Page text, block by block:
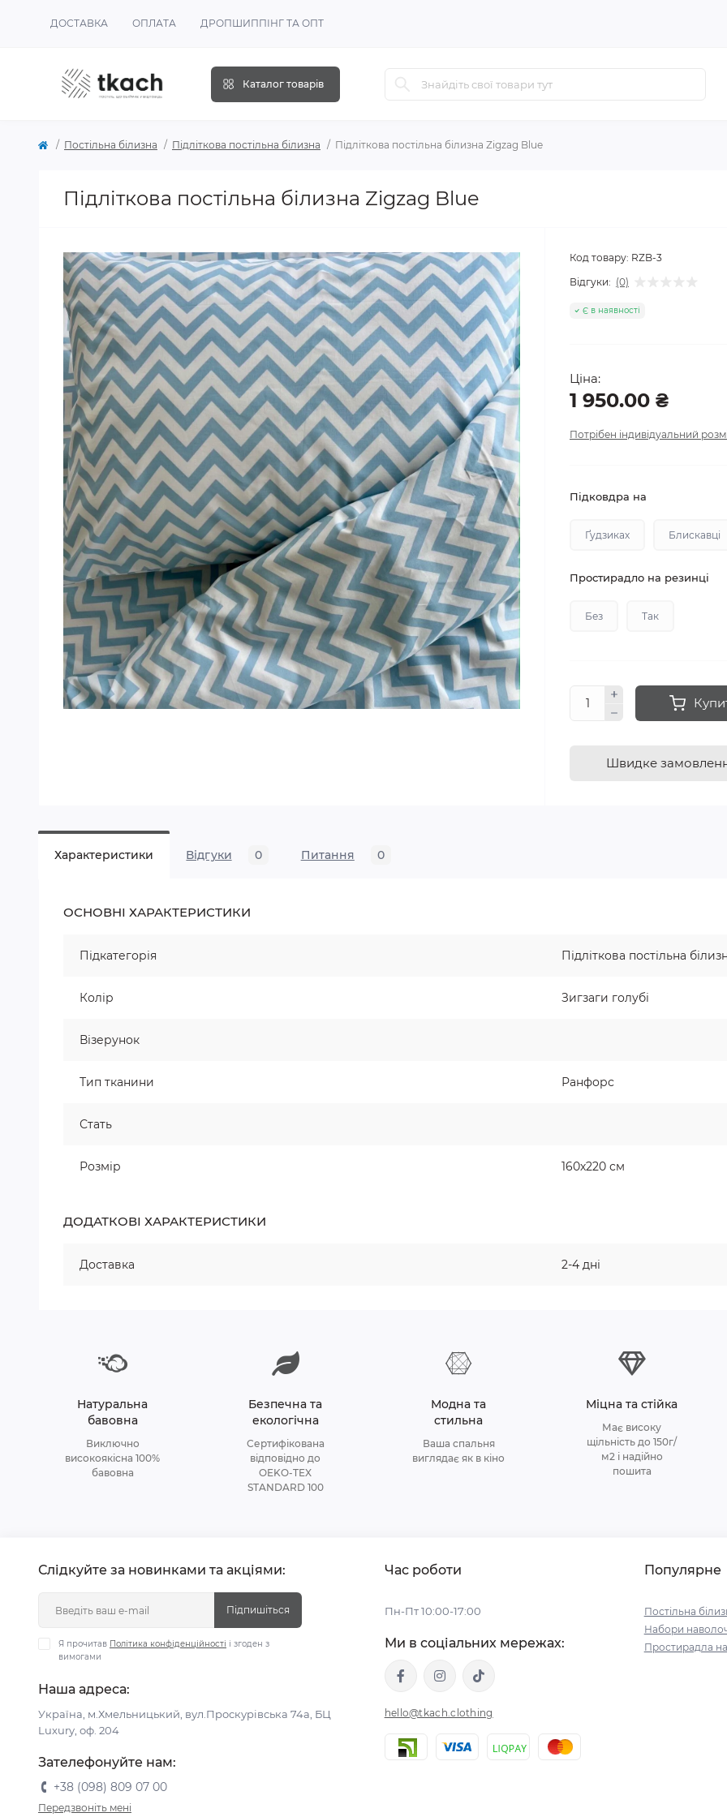
ДОСТАВКА ОПЛАТА ДРОПШИППІНГ ТА ОПТ
Каталог товарів
Постільна білизна Підліткова постільна білизна Підліткова постільна білизна Zigzag Blue
Підліткова постільна білизна Zigzag Blue
Код товару: RZB-3
Відгуки: (0)
Є в наявності
Ціна:
1 950.00 ₴
Потрібен індивідуальний
Підковдра на
Ґудзиках Блискавці
Простирадло на резинці
Без Так
Швидке
Характеристики Відгуки 0 Питання 0
ОСНОВНІ ХАРАКТЕРИСТИКИ
Підкатегорія Підліткова постільна
Колір Зигзаги голубі
Візерунок
Тип тканини Ранфорс
Стать
Розмір 160х220 см
ДОДАТКОВІ ХАРАКТЕРИСТИКИ
Доставка 2-4 дні
Натуральна
бавовна
Виключно
високоякісна 100%
бавовна
Безпечна та
екологічна
Сертифікована
відповідно до
OEKO-TEX
STANDARD 100
Модна та
стильна
Ваша спальня
виглядає як в кіно
Міцна та стійка
Має високу
щільність до 150г/
м2 і надійно
пошита
Слідкуйте за новинками та акціями:
Підпишіться
Я прочитав Політика конфіденційності і згоден з
вимогами
Наша адреса:
Україна, м.Хмельницький, вул.Проскурівська 74а, БЦ
Luxury, оф. 204
Зателефонуйте нам:
+38 (098) 809 07 00
Передзвоніть мені
Час роботи
Пн-Пт 10:00-17:00
Ми в соціальних мережах:
hello@tkach.clothing
Популярне
Постільна
Набори
Простирадла